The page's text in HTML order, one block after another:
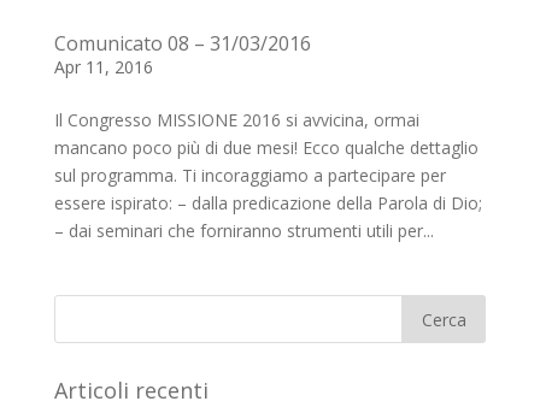
Comunicato 08 – 31/03/2016
Apr 11, 2016
Il Congresso MISSIONE 2016 si avvicina, ormai
mancano poco più di due mesi! Ecco qualche dettaglio
sul programma. Ti incoraggiamo a partecipare per
essere ispirato: – dalla predicazione della Parola di Dio;
– dai seminari che forniranno strumenti utili per...
Articoli recenti